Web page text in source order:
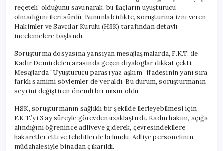
reçeteli’ olduğunu savunarak, bu ilaçların uyuşturucu
olmadığını ileri sürdü. Bununla birlikte, soruşturma izni veren
Hakimler ve Savcılar Kurulu (HSK) tarafından detaylı
incelemelere başlandı.
Soruşturma dosyasına yansıyan mesajlaşmalarda, F.K.T. ile
Kadir Demirdelen arasında geçen diyaloglar dikkat çekti.
Mesajlarda “Uyuşturucu parası yaz aşkım” ifadesinin yanı sıra
farklı samimi söylemler de yer aldı. Bu durum, soruşturmanın
seyrini değiştiren önemli bir unsur oldu.
HSK, soruşturmanın sağlıklı bir şekilde ilerleyebilmesi için
F.K.T.’yi 3 ay süreyle görevden uzaklaştırdı. Kadın hakim, açığa
alındığını öğrenince adliyeye giderek, çevresindekilere
hakaretler etti ve tehditlerde bulundu. Adliye personelinin
müdahalesiyle binadan çıkarıldı.